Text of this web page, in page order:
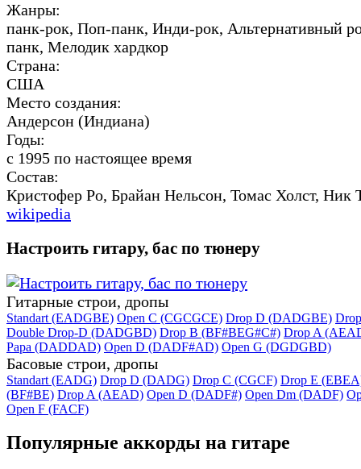
Жанры:
панк-рок, Поп-панк, Инди-рок, Альтернативный
панк, Мелодик хардкор
Страна:
США
Место создания:
Андерсон (Индиана)
Годы:
с 1995 по настоящее время
Состав:
Кристофер Ро, Брайан Нельсон, Томас Холст, Ник
wikipedia
Настроить гитару, бас по тюнеру
Гитарные строи, дропы
Standart (EADGBE) Open C (CGCGCE) Drop D (DADGBE)
Double Drop-D (DADGBD) Drop B (BF#BEG#C#) Drop A
Papa (DADDAD) Open D (DADF#AD) Open G (DGDGBD)
Басовые строи, дропы
Standart (EADG) Drop D (DADG) Drop C (CGCF) Drop E
(BF#BE) Drop A (AEAD) Open D (DADF#) Open Dm (DADF)
Open F (FACF)
Популярные аккорды на гитаре